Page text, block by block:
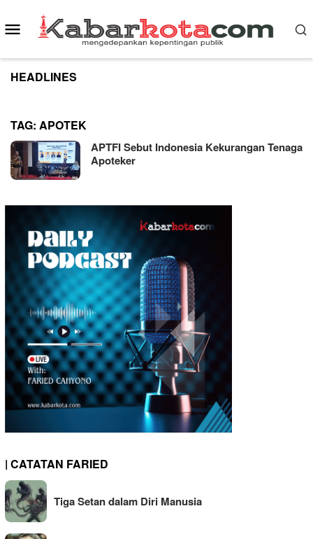
to
content
Mobile
Menu
HEADLINES
TAG: APOTEK
APTFI Sebut Indonesia Kekurangan Tenaga
Apoteker
| CATATAN FARIED
Tiga Setan dalam Diri Manusia